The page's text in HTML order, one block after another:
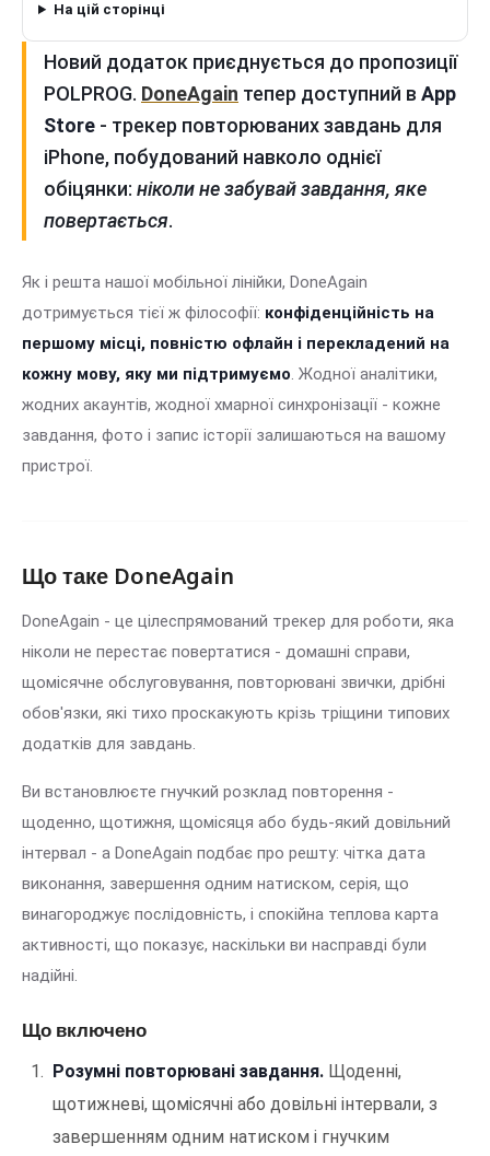
На цій сторінці
Новий додаток приєднується до пропозиції
POLPROG. DoneAgain тепер доступний в App
Store - трекер повторюваних завдань для
iPhone, побудований навколо однієї
обіцянки: ніколи не забувай завдання, яке
повертається.
Як і решта нашої мобільної лінійки, DoneAgain
дотримується тієї ж філософії: конфіденційність на
першому місці, повністю офлайн і перекладений на
кожну мову, яку ми підтримуємо. Жодної аналітики,
жодних акаунтів, жодної хмарної синхронізації - кожне
завдання, фото і запис історії залишаються на вашому
пристрої.
Що таке DoneAgain
DoneAgain - це цілеспрямований трекер для роботи, яка
ніколи не перестає повертатися - домашні справи,
щомісячне обслуговування, повторювані звички, дрібні
обов'язки, які тихо проскакують крізь тріщини типових
додатків для завдань.
Ви встановлюєте гнучкий розклад повторення -
щоденно, щотижня, щомісяця або будь-який довільний
інтервал - а DoneAgain подбає про решту: чітка дата
виконання, завершення одним натиском, серія, що
винагороджує послідовність, і спокійна теплова карта
активності, що показує, наскільки ви насправді були
надійні.
Що включено
Розумні повторювані завдання. Щоденні,
щотижневі, щомісячні або довільні інтервали, з
завершенням одним натиском і гнучким